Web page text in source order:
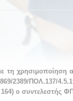
τη χρησιμοποίηση
2389/ΠΟΛ.137/
164) ο